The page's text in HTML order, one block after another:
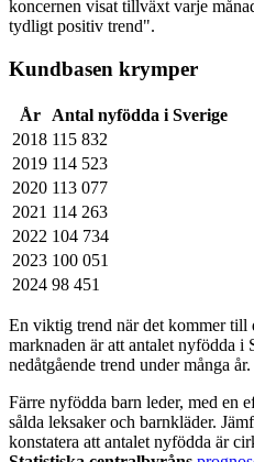
koncernen visat tillväxt varje
tydligt positiv trend".
Kundbasen krymper
År
Antal nyfödda i Sverige
2018 115 832
2019 114 523
2020 113 077
2021 114 263
2022 104 734
2023 100 051
2024 98 451
En viktig trend när det kommer till
marknaden är att antalet nyfödda i
nedåtgående trend under många år.
Färre nyfödda barn leder, med en
sålda leksaker och barnkläder.
konstatera att antalet nyfödda är